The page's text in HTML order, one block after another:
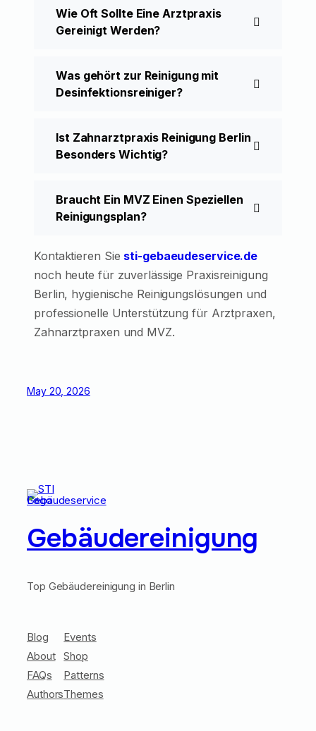
Wie Oft Sollte Eine Arztpraxis
Gereinigt Werden?
Was gehört zur Reinigung mit
Desinfektionsreiniger?
Ist Zahnarztpraxis Reinigung Berlin
Besonders Wichtig?
Braucht Ein MVZ Einen Speziellen
Reinigungsplan?
Kontaktieren Sie sti-gebaeudeservice.de
noch heute für zuverlässige Praxisreinigung
Berlin, hygienische Reinigungslösungen und
professionelle Unterstützung für Arztpraxen,
Zahnarztpraxen und MVZ.
May 20, 2026
Gebäudereinigung
Top Gebäudereinigung in Berlin
Blog
About
FAQs
Authors
Events
Shop
Patterns
Themes